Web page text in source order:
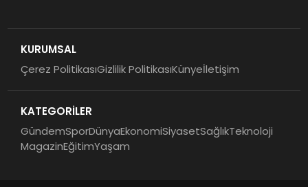
KURUMSAL
Çerez PolitikasıGizlilik PolitikasıKünyeİletişim
KATEGORİLER
GündemSporDünyaEkonomiSiyasetSağlıkTeknoloji
MagazinEğitimYaşam